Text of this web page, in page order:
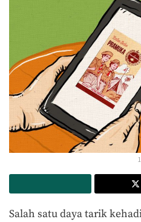
Salah satu daya tarik